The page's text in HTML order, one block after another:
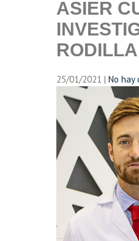
ASIER
25/01/2021 | No hay